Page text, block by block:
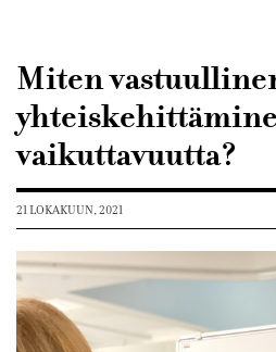
Miten
vaikuttavuutta?
21 LOKAKUUN, 2021